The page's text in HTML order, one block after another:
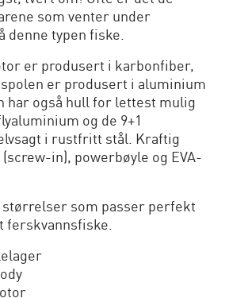
som venter under
denne typen fiske.
er produsert i karbonfiber,
er produsert i aluminium
har også hull for lettest mulig
og de 9+1
i rustfritt stål. Kraftig
in), powerbøyle og EVA-
størrelser som passer perfekt
ferskvannsfiske.